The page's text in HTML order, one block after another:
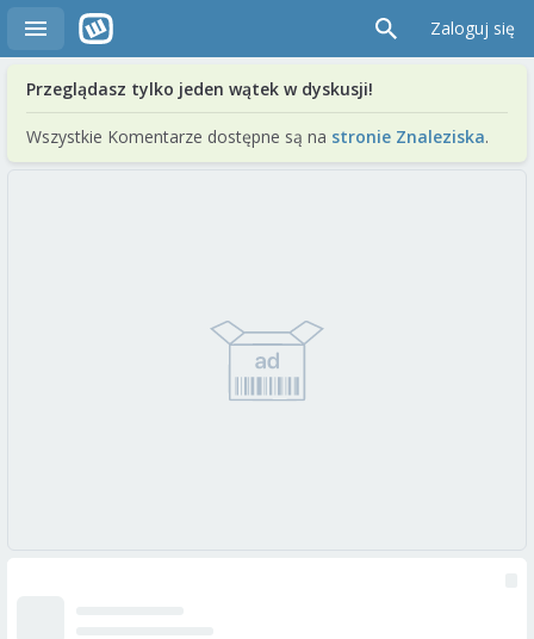
Zaloguj się
Przeglądasz tylko jeden wątek w dyskusji!
Wszystkie Komentarze dostępne są na stronie Znaleziska.